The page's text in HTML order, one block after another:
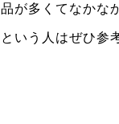
品が多くてなか
という人はぜひ参